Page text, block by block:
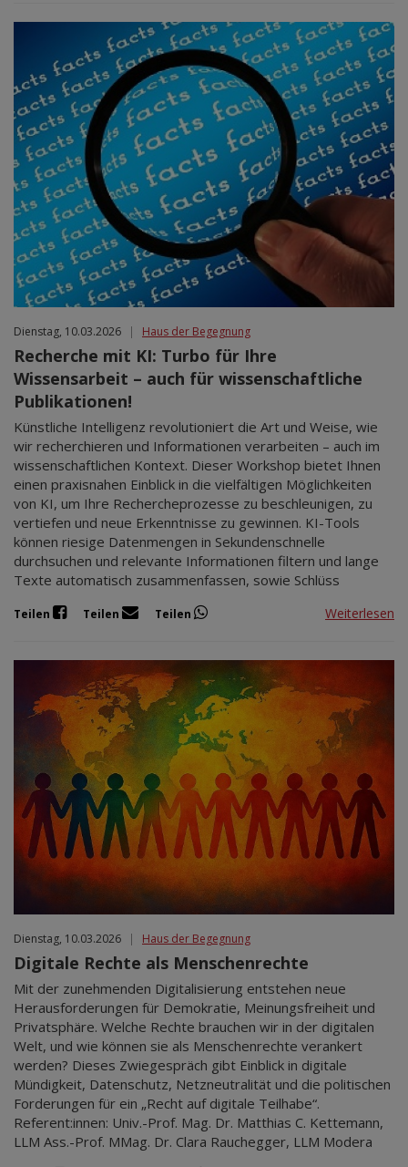
Dienstag, 10.03.2026 | Haus der Begegnung
Recherche mit KI: Turbo für Ihre
Wissensarbeit – auch für wissenschaftliche
Publikationen!
Künstliche Intelligenz revolutioniert die Art und Weise, wie
wir recherchieren und Informationen verarbeiten – auch im
wissenschaftlichen Kontext. Dieser Workshop bietet Ihnen
einen praxisnahen Einblick in die vielfältigen Möglichkeiten
von KI, um Ihre Rechercheprozesse zu beschleunigen, zu
vertiefen und neue Erkenntnisse zu gewinnen. KI-Tools
können riesige Datenmengen in Sekundenschnelle
durchsuchen und relevante Informationen filtern und lange
Texte automatisch zusammenfassen, sowie Schlüss
Teilen Teilen Teilen Weiterlesen
Dienstag, 10.03.2026 | Haus der Begegnung
Digitale Rechte als Menschenrechte
Mit der zunehmenden Digitalisierung entstehen neue
Herausforderungen für Demokratie, Meinungsfreiheit und
Privatsphäre. Welche Rechte brauchen wir in der digitalen
Welt, und wie können sie als Menschenrechte verankert
werden? Dieses Zwiegespräch gibt Einblick in digitale
Mündigkeit, Datenschutz, Netzneutralität und die politischen
Forderungen für ein „Recht auf digitale Teilhabe“.
Referent:innen: Univ.-Prof. Mag. Dr. Matthias C. Kettemann,
LLM Ass.-Prof. MMag. Dr. Clara Rauchegger, LLM Modera